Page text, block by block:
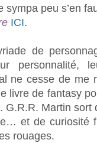
sympa peu s’en
ICI.
de
personnalité,
ne cesse de me
livre de fantasy
Martin sort
et de curiosité
rouages.